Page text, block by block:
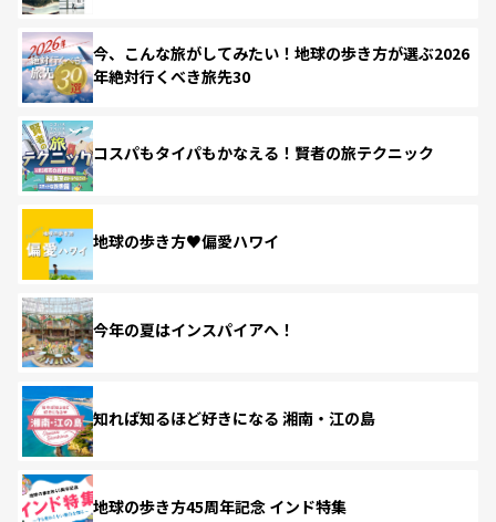
今、こんな旅がしてみたい！地球の歩き方が選ぶ2026
年絶対行くべき旅先30
コスパもタイパもかなえる！賢者の旅テクニック
地球の歩き方♥偏愛ハワイ
今年の夏はインスパイアへ！
知れば知るほど好きになる 湘南・江の島
地球の歩き方45周年記念 インド特集